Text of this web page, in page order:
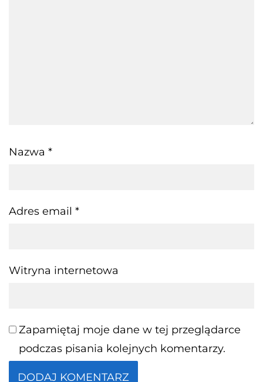
Nazwa *
Adres email *
Witryna internetowa
Zapamiętaj moje dane w tej przeglądarce
podczas pisania kolejnych komentarzy.